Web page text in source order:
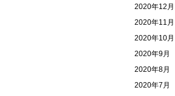
2020年12月
2020年11月
2020年10月
2020年9月
2020年8月
2020年7月